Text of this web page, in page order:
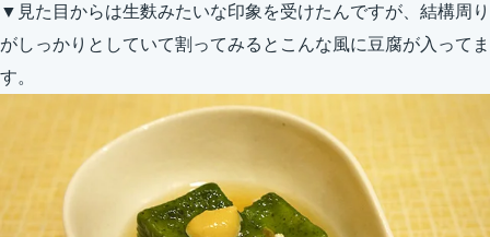
▼見た目からは生麩みたいな印象を受けたんですが、結構周り
がしっかりとしていて割ってみるとこんな風に豆腐が入ってま
す。